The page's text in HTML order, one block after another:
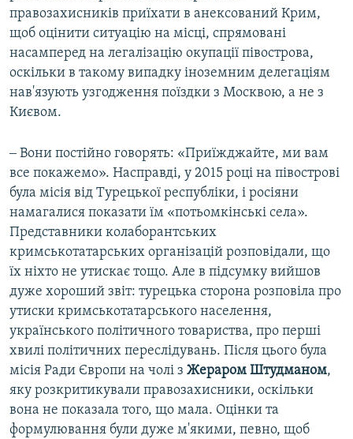
правозахисників приїхати в анексований Крим,
щоб оцінити ситуацію на місці, спрямовані
насамперед на легалізацію окупації півострова,
оскільки в такому випадку іноземним делегаціям
нав'язують узгодження поїздки з Москвою, а не з
Києвом.
‒ Вони постійно говорять: «Приїжджайте, ми вам
все покажемо». Насправді, у 2015 році на півострові
була місія від Турецької республіки, і росіяни
намагалися показати їм «потьомкінські села».
Представники колаборантських
кримськотатарських організацій розповідали, що
їх ніхто не утискає тощо. Але в підсумку вийшов
дуже хороший звіт: турецька сторона розповіла про
утиски кримськотатарського населення,
українського політичного товариства, про перші
хвилі політичних переслідувань. Після цього була
місія Ради Європи на чолі з Жераром Штудманом,
яку розкритикували правозахисники, оскільки
вона не показала того, що мала. Оцінки та
формулювання були дуже м'якими, певно, щоб